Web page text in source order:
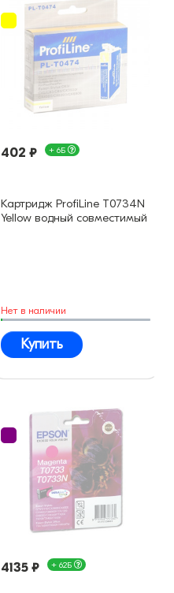
402 ₽ + 6Б
Картридж ProfiLine T0734N
Yellow водный совместимый
Нет в наличии
Купить
4135 ₽ + 62Б